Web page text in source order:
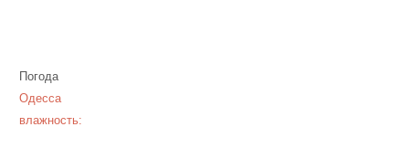
Погода
Одесса
влажность: